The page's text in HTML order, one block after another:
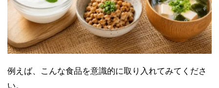
例えば、こんな食品を意識的に取り入れてみてくださ
い。